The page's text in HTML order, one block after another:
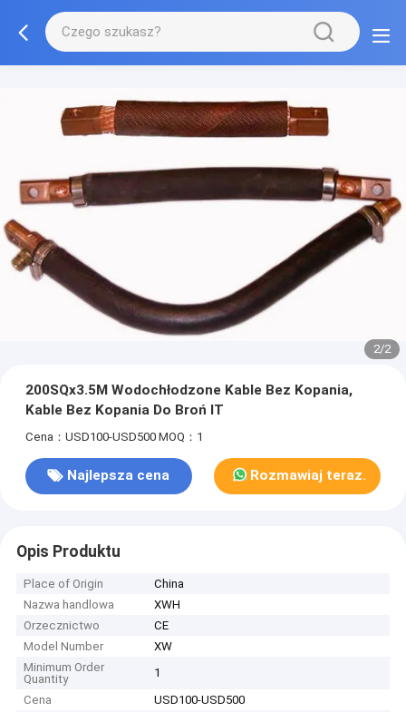
2/2
200SQx3.5M Wodochłodzone Kable Bez Kopania,
Kable Bez Kopania Do Broń IT
Cena：USD100-USD500 MOQ：1
Najlepsza cena Rozmawiaj teraz.
Opis Produktu
Place of Origin
China
Nazwa handlowa
XWH
Orzecznictwo
CE
Model Number
XW
Minimum Order
Quantity
1
Cena
USD100-USD500